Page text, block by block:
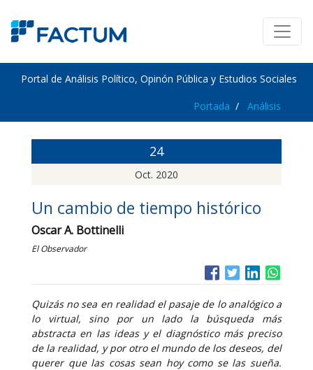
Portal de Análisis Político, Opinón Pública y Estudios Sociales
Portada Análisis
24
Oct. 2020
Un cambio de tiempo histórico
Oscar A. Bottinelli
El Observador
Quizás no sea en realidad el pasaje de lo analógico a
lo virtual, sino por un lado la búsqueda más
abstracta en las ideas y el diagnóstico más preciso
de la realidad, y por otro el mundo de los deseos, del
querer que las cosas sean hoy como se las sueña.